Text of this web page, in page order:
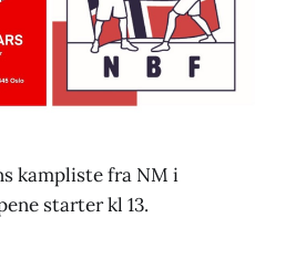
kampliste fra NM i
starter kl 13.